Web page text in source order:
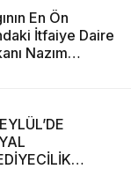
En Ön
İtfaiye Daire
Nazım